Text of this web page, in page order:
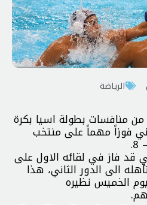
الرياضة
من منافسات بطولة اسيا بكرة
فوزاً مهماً على منتخب
قد فاز في لقائه الاول على
الى الدور الثاني، هذا
الخميس نظيره